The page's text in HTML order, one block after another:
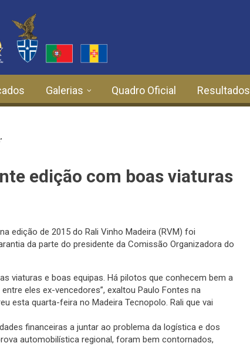
Galerias Quadro Oficial Resultados
edição com boas viaturas
edição de 2015 do Rali Vinho Madeira (RVM) foi
da parte do presidente da Comissão Organizadora do
viaturas e boas equipas. Há pilotos que conhecem bem a
eles ex-vencedores”, exaltou Paulo Fontes na
esta quarta-feira no Madeira Tecnopolo. Rali que vai
financeiras a juntar ao problema da logística e dos
automobilística regional, foram bem contornados,